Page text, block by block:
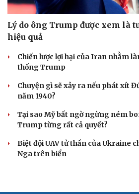
Lý do ông Trump được xem là
hiệu quả
Chiến lược lợi hại của Iran nhằm
thống Trump
Chuyện gì sẽ xảy ra nếu phát xít
năm 1940?
Tại sao Mỹ bất ngờ ngừng ném
Trump từng rất cả quyết?
Biệt đội UAV tử thần của Ukraine
Nga trên biển